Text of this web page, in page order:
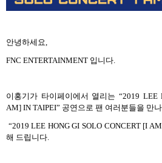
안녕하세요,
FNC ENTERTAINMENT 입니다
이홍기가 타이페이에서 열리는 “2019 LEE
AM] IN TAIPEI” 공연으로 팬 여러분들을 만
“2019 LEE HONG GI SOLO CONCERT [I
해 드립니다